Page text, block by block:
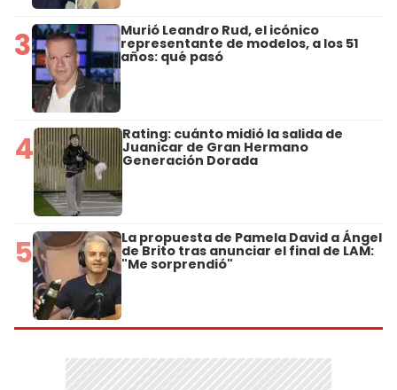
3 Murió Leandro Rud, el icónico
representante de modelos, a los 51
años: qué pasó
4 Rating: cuánto midió la salida de
Juanicar de Gran Hermano
Generación Dorada
5 La propuesta de Pamela David a Ángel
de Brito tras anunciar el final de LAM:
"Me sorprendió"